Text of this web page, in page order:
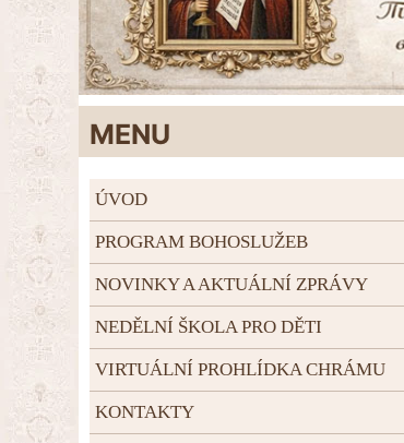
MENU
ÚVOD
PROGRAM BOHOSLUŽEB
NOVINKY A AKTUÁLNÍ ZPRÁVY
NEDĚLNÍ ŠKOLA PRO DĚTI
VIRTUÁLNÍ PROHLÍDKA CHRÁMU
KONTAKTY